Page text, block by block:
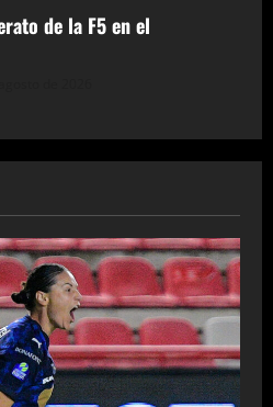
de la F5 en el